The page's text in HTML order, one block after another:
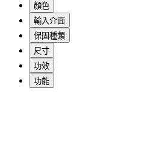
顏色
輸入介面
保固種類
尺寸
功效
功能